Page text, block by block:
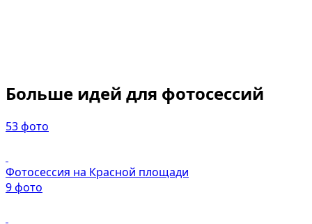
Больше идей для фотосессий
53 фото
Фотосессия на Красной площади
9 фото